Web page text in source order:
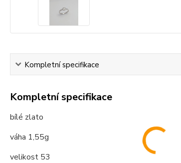
Kompletní specifikace
Kompletní specifikace
bílé zlato
váha 1,55g
velikost 53